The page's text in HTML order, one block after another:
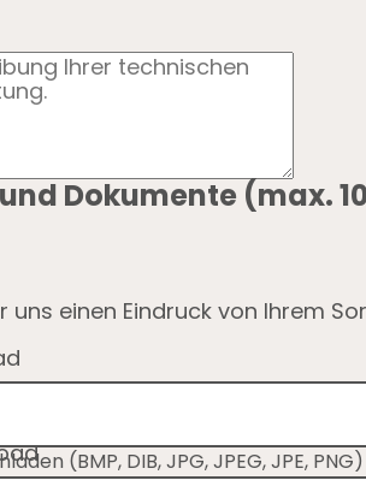
Dokumente (max.
uns einen Eindruck von Ihrem
(BMP, DIB, JPG, JPEG, JPE, PNG)